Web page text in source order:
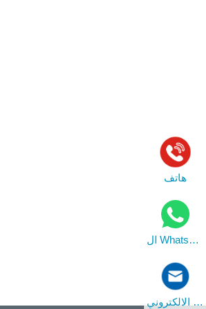
هاتف
ال WhatsApp
بريد الالكتروني